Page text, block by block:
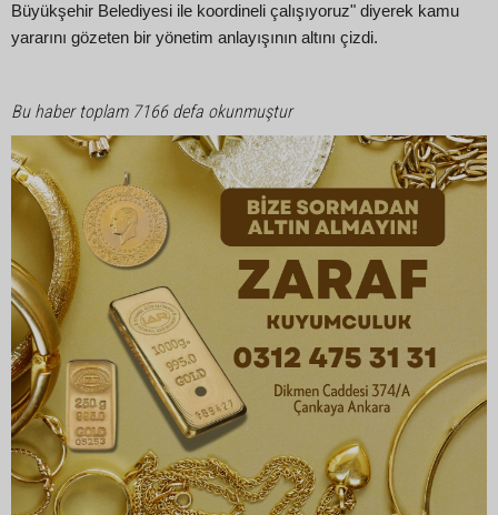
Büyükşehir Belediyesi ile koordineli çalışıyoruz" diyerek kamu
yararını gözeten bir yönetim anlayışının altını çizdi.
Bu haber toplam 7166 defa okunmuştur